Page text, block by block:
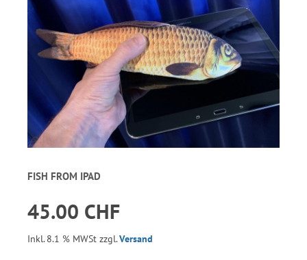
FISH FROM IPAD
45.00 CHF
Inkl. 8.1 % MWSt zzgl.Versand